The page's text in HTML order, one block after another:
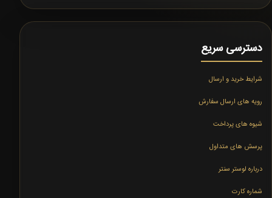
دسترسی سریع
شرایط خرید و ارسال
رویه های ارسال سفارش
شیوه های پرداخت
پرسش های متداول
درباره لوستر سنتر
شماره کارت